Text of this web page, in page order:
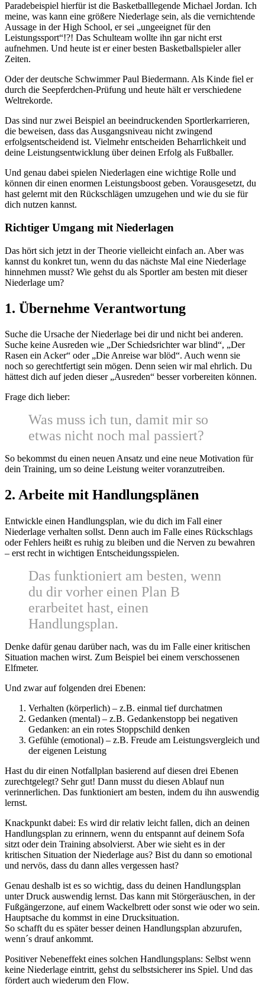
Paradebeispiel hierfür ist die Basketballlegende Michael Jordan. Ich
meine, was kann eine größere Niederlage sein, als die vernichtende
Aussage in der High School, er sei „ungeeignet für den
Leistungssport“!?! Das Schulteam wollte ihn gar nicht erst
aufnehmen. Und heute ist er einer besten Basketballspieler aller
Zeiten.
Oder der deutsche Schwimmer Paul Biedermann. Als Kinde fiel er
durch die Seepferdchen-Prüfung und heute hält er verschiedene
Weltrekorde.
Das sind nur zwei Beispiel an beeindruckenden Sportlerkarrieren,
die beweisen, dass das Ausgangsniveau nicht zwingend
erfolgsentscheidend ist. Vielmehr entscheiden Beharrlichkeit und
deine Leistungsentwicklung über deinen Erfolg als Fußballer.
Und genau dabei spielen Niederlagen eine wichtige Rolle und
können dir einen enormen Leistungsboost geben. Vorausgesetzt, du
hast gelernt mit den Rückschlägen umzugehen und wie du sie für
dich nutzen kannst.
Richtiger Umgang mit Niederlagen
Das hört sich jetzt in der Theorie vielleicht einfach an. Aber was
kannst du konkret tun, wenn du das nächste Mal eine Niederlage
hinnehmen musst? Wie gehst du als Sportler am besten mit dieser
Niederlage um?
1. Übernehme Verantwortung
Suche die Ursache der Niederlage bei dir und nicht bei anderen.
Suche keine Ausreden wie „Der Schiedsrichter war blind“, „Der
Rasen ein Acker“ oder „Die Anreise war blöd“. Auch wenn sie
noch so gerechtfertigt sein mögen. Denn seien wir mal ehrlich. Du
hättest dich auf jeden dieser „Ausreden“ besser vorbereiten können.
Frage dich lieber:
Was muss ich tun, damit mir so
etwas nicht noch mal passiert?
So bekommst du einen neuen Ansatz und eine neue Motivation für
dein Training, um so deine Leistung weiter voranzutreiben.
2. Arbeite mit Handlungsplänen
Entwickle einen Handlungsplan, wie du dich im Fall einer
Niederlage verhalten sollst. Denn auch im Falle eines Rückschlags
oder Fehlers heißt es ruhig zu bleiben und die Nerven zu bewahren
– erst recht in wichtigen Entscheidungsspielen.
Das funktioniert am besten, wenn
du dir vorher einen Plan B
erarbeitet hast, einen
Handlungsplan.
Denke dafür genau darüber nach, was du im Falle einer kritischen
Situation machen wirst. Zum Beispiel bei einem verschossenen
Elfmeter.
Und zwar auf folgenden drei Ebenen:
Verhalten (körperlich) – z.B. einmal tief durchatmen
Gedanken (mental) – z.B. Gedankenstopp bei negativen
Gedanken: an ein rotes Stoppschild denken
Gefühle (emotional) – z.B. Freude am Leistungsvergleich und
der eigenen Leistung
Hast du dir einen Notfallplan basierend auf diesen drei Ebenen
zurechtgelegt? Sehr gut! Dann musst du diesen Ablauf nun
verinnerlichen. Das funktioniert am besten, indem du ihn auswendig
lernst.
Knackpunkt dabei: Es wird dir relativ leicht fallen, dich an deinen
Handlungsplan zu erinnern, wenn du entspannt auf deinem Sofa
sitzt oder dein Training absolvierst. Aber wie sieht es in der
kritischen Situation der Niederlage aus? Bist du dann so emotional
und nervös, dass du dann alles vergessen hast?
Genau deshalb ist es so wichtig, dass du deinen Handlungsplan
unter Druck auswendig lernst. Das kann mit Störgeräuschen, in der
Fußgängerzone, auf einem Wackelbrett oder sonst wie oder wo sein.
Hauptsache du kommst in eine Drucksituation.
So schafft du es später besser deinen Handlungsplan abzurufen,
wenn´s drauf ankommt.
Positiver Nebeneffekt eines solchen Handlungsplans: Selbst wenn
keine Niederlage eintritt, gehst du selbstsicherer ins Spiel. Und das
fördert auch wiederum den Flow.